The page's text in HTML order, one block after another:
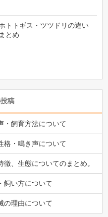
トトギス・ツツドリの違い
とめ
稿
・飼育方法について
格・鳴き声について
、生態についてのまとめ。
飼い方について
の理由について